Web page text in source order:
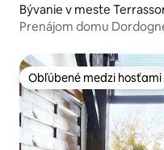
Bývanie v meste
Prenájom domu
Obľúbené medzi hosťami
Obľúbené medzi hosťami